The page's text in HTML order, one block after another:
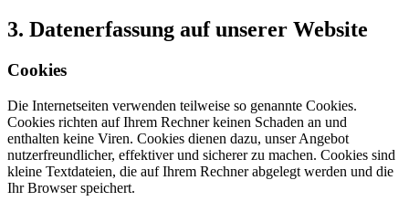
3. Datenerfassung auf unserer Website
Cookies
Die Internetseiten verwenden teilweise so genannte Cookies.
Cookies richten auf Ihrem Rechner keinen Schaden an und
enthalten keine Viren. Cookies dienen dazu, unser Angebot
nutzerfreundlicher, effektiver und sicherer zu machen. Cookies sind
kleine Textdateien, die auf Ihrem Rechner abgelegt werden und die
Ihr Browser speichert.